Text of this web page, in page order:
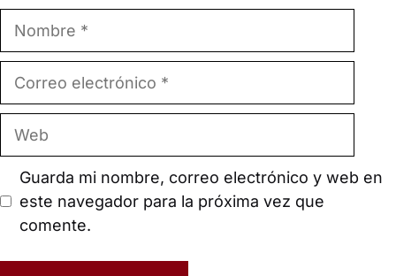
Correo
Guarda mi nombre, correo electrónico y web en
este navegador para la próxima vez que
comente.